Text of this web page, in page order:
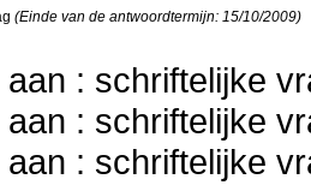
(Einde van de antwoordtermijn: 15/10/2009)
aan : schriftelijke
aan : schriftelijke
aan : schriftelijke